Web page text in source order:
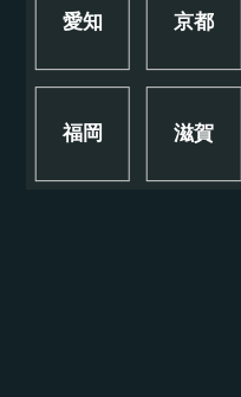
愛知 京都
福岡 滋賀